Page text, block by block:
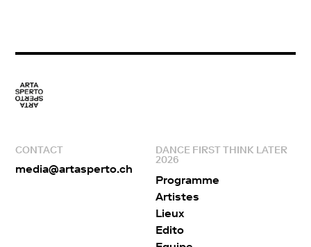
CONTACT
media@artasperto.ch
DANCE FIRST THINK LATER
2026
Programme
Artistes
Lieux
Edito